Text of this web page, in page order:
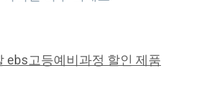
ebs고등예비과정 할인 제품